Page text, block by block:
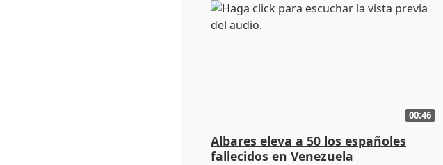
00:46
Albares eleva a 50 los españoles
fallecidos en Venezuela